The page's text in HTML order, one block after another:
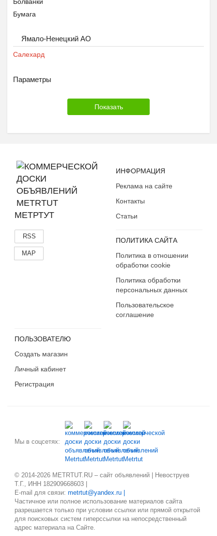
Бумага
Картриджи
Канцелярия
Ямало-Ненецкий АО
Салехард
Параметры
МЕТРТУТ
RSS
MAP
ИНФОРМАЦИЯ
Реклама на сайте
Контакты
Статьи
ПОЛИТИКА САЙТА
Политика в отношении
обработки cookie
Политика обработки
персональных данных
Пользовательское
соглашение
ПОЛЬЗОВАТЕЛЮ
Создать магазин
Личный кабинет
Регистрация
Мы в соцсетях:
© 2014-2026 METRTUT.RU – сайт объявлений | Невоструев
Т.Г., ИНН 182909668603 |
E-mail для связи: metrtut@yandex.ru |
Частичное или полное использование материалов сайта
разрешается только при условии ссылки или прямой открытой
для поисковых систем гиперссылки на непосредственный
адрес материала на Сайте.